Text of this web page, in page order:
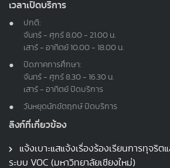
เวลาเปิดบริการ
ปกติ:
จันทร์ - ศุกร์ 8.00 - 21.00 น.
เสาร์ - อาทิตย์ 10.00 - 18.00 น.
ปิดภาคการศึกษา:
จันทร์ - ศุกร์ 8.30 - 16.30 น.
เสาร์ - อาทิตย์ ปิดบริการ
วันหยุดนักขัตฤกษ์ ปิดบริการ
ลิงก์ที่เกี่ยวข้อง
แจ้งเบาะแสแจ้งเรื่องร้องเรียนการทุจริ
ระบบ VOC (มหาวิทยาลัยเชียงใหม่)